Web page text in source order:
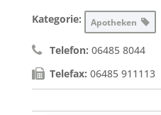
Kategorie:
Apotheken
Telefon: 06485 8044
Telefax: 06485 911113